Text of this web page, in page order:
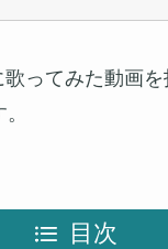
ってみた動画
目次